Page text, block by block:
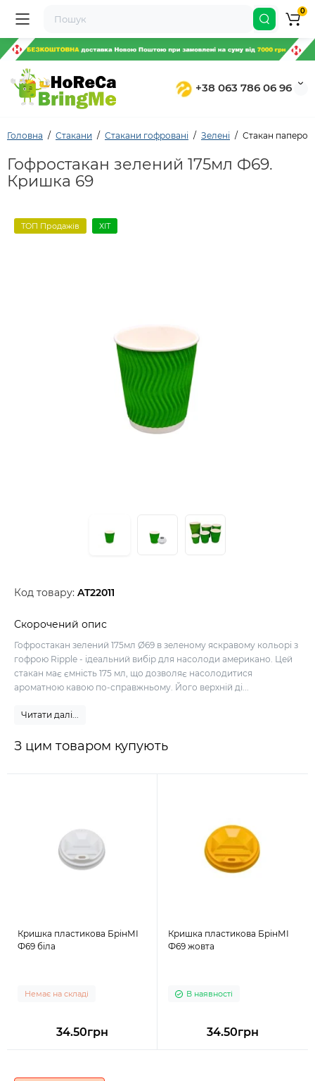
+38 063 786 06 96
0
Головна Стакани Стакани гофровані Зелені Стакан
Гофростакан зелений 175мл Ф69.
Кришка 69
ТОП Продажів ХІТ
Код товару: AT22011
Скорочений опис
Гофростакан зелений 175мл Ø69 в зеленому яскравому кольорі з
гофрою Ripple - ідеальний вибір для насолоди американо. Цей
стакан має ємність 175 мл, що дозволяє насолодитися
ароматною кавою по-справжньому. Його верхній ді...
Читати далі...
З цим товаром купують
Кришка пластикова БрінМІ
Ф69 біла
Немає на складі
34.50грн
Кришка пластикова БрінМІ
Ф69 жовта
В наявності
34.50грн